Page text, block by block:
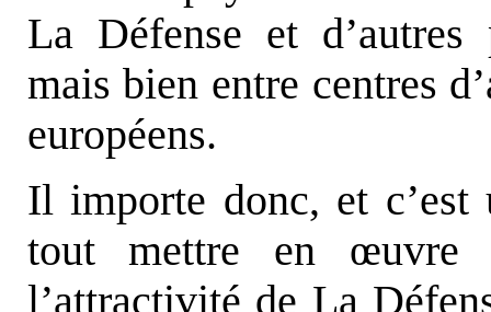
La Défense et d’autres
mais bien entre centres
européens.
Il importe donc, et
tout mettre en œuvre
l’attractivité de La